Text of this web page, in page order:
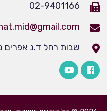
02-9401166
שבות רחל ד.נ אפרים מיקוד